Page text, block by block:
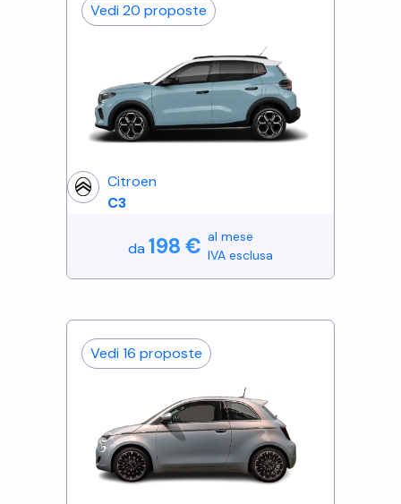
Vedi 20 proposte
Citroen
C3
da 198 € al mese
IVA esclusa
Vedi 16 proposte